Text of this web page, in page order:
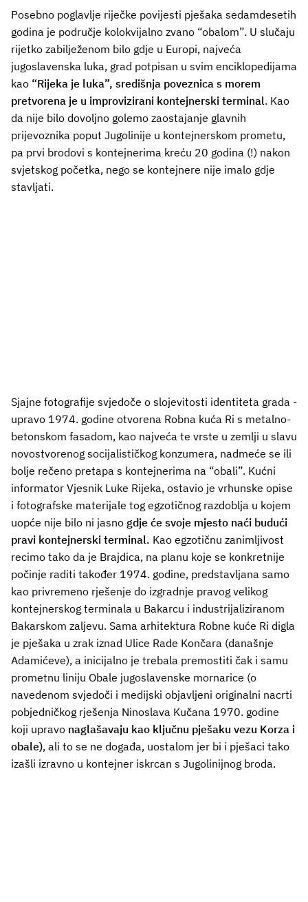
Posebno poglavlje riječke povijesti pješaka sedamdesetih
godina je područje kolokvijalno zvano “obalom”. U slučaju
rijetko zabilježenom bilo gdje u Europi, najveća
jugoslavenska luka, grad potpisan u svim enciklopedijama
kao “Rijeka je luka”, središnja poveznica s morem
pretvorena je u improvizirani kontejnerski terminal. Kao
da nije bilo dovoljno golemo zaostajanje glavnih
prijevoznika poput Jugolinije u kontejnerskom prometu,
pa prvi brodovi s kontejnerima kreću 20 godina (!) nakon
svjetskog početka, nego se kontejnere nije imalo gdje
stavljati.
Sjajne fotografije svjedoče o slojevitosti identiteta grada -
upravo 1974. godine otvorena Robna kuća Ri s metalno-
betonskom fasadom, kao najveća te vrste u zemlji u slavu
novostvorenog socijalističkog konzumera, nadmeće se ili
bolje rečeno pretapa s kontejnerima na “obali”. Kućni
informator Vjesnik Luke Rijeka, ostavio je vrhunske opise
i fotografske materijale tog egzotičnog razdoblja u kojem
uopće nije bilo ni jasno gdje će svoje mjesto naći budući
pravi kontejnerski terminal. Kao egzotičnu zanimljivost
recimo tako da je Brajdica, na planu koje se konkretnije
počinje raditi također 1974. godine, predstavljana samo
kao privremeno rješenje do izgradnje pravog velikog
kontejnerskog terminala u Bakarcu i industrijaliziranom
Bakarskom zaljevu. Sama arhitektura Robne kuće Ri digla
je pješaka u zrak iznad Ulice Rade Končara (današnje
Adamićeve), a inicijalno je trebala premostiti čak i samu
prometnu liniju Obale jugoslavenske mornarice (o
navedenom svjedoči i medijski objavljeni originalni nacrti
pobjedničkog rješenja Ninoslava Kučana 1970. godine
koji upravo naglašavaju kao ključnu pješaku vezu Korza i
obale), ali to se ne događa, uostalom jer bi i pješaci tako
izašli izravno u kontejner iskrcan s Jugolinijnog broda.